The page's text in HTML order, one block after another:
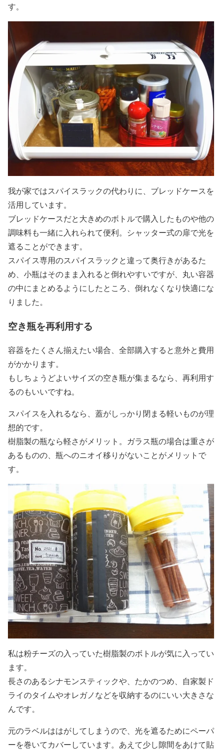
す。
我が家ではスパイスラックの代わりに、ブレッドケースを
活用しています。
ブレッドケースだと大きめのボトルで購入したものや他の
調味料も一緒に入れられて便利。シャッター式の扉で光を
遮ることができます。
スパイス専用のスパイスラックと違って奥行きがあるた
め、小瓶はそのまま入れると倒れやすいですが、丸い容器
の中にまとめるようにしたところ、倒れなくなり快適にな
りました。
空き瓶を再利用する
容器をたくさん揃えたい場合、全部購入すると意外と費用
がかかります。
もしちょうどよいサイズの空き瓶が集まるなら、再利用す
るのもいいですね。
スパイスを入れるなら、蓋がしっかり閉まる軽いものが理
想的です。
樹脂製の瓶なら軽さがメリット。ガラス瓶の場合は重さが
あるものの、瓶へのニオイ移りがないことがメリットで
す。
私は粉チーズの入っていた樹脂製のボトルが気に入ってい
ます。
長さのあるシナモンスティックや、たかのつめ、自家製ド
ライのタイムやオレガノなどを収納するのにいい大きさな
んです。
元のラベルははがしてしまうので、光を遮るためにペーパ
ーを巻いてカバーしています。あえて少し隙間をあけて貼